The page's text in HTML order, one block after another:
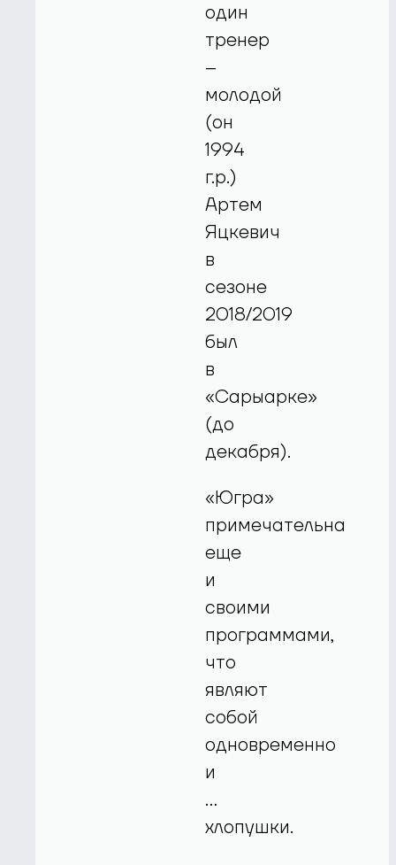
один
тренер
–
молодой
(он
1994
г.р.)
Артем
Яцкевич
в
сезоне
2018/2019
был
в
«Сарыарке»
(до
декабря).
«Югра»
примечательна
еще
и
своими
программами,
что
являют
собой
одновременно
и
...
хлопушки.